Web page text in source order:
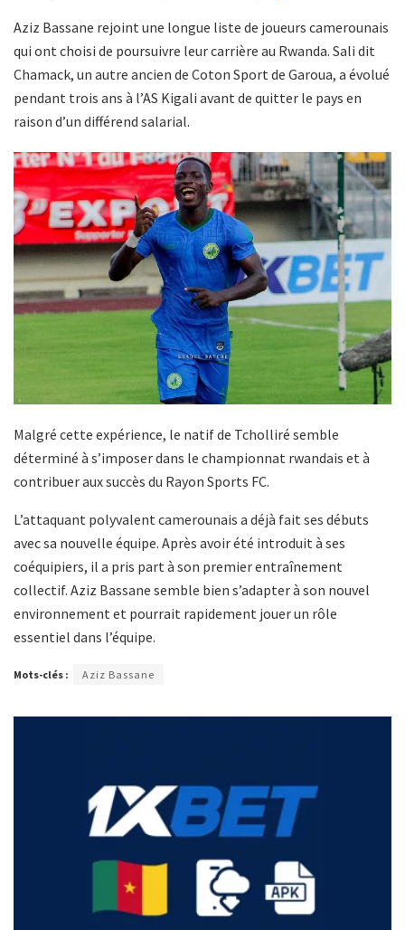
Aziz Bassane rejoint une longue liste de joueurs camerounais
qui ont choisi de poursuivre leur carrière au Rwanda. Sali dit
Chamack, un autre ancien de Coton Sport de Garoua, a évolué
pendant trois ans à l’AS Kigali avant de quitter le pays en
raison d’un différend salarial.
Malgré cette expérience, le natif de Tcholliré semble
déterminé à s’imposer dans le championnat rwandais et à
contribuer aux succès du Rayon Sports FC.
L’attaquant polyvalent camerounais a déjà fait ses débuts
avec sa nouvelle équipe. Après avoir été introduit à ses
coéquipiers, il a pris part à son premier entraînement
collectif. Aziz Bassane semble bien s’adapter à son nouvel
environnement et pourrait rapidement jouer un rôle
essentiel dans l’équipe.
Mots-clés : Aziz Bassane